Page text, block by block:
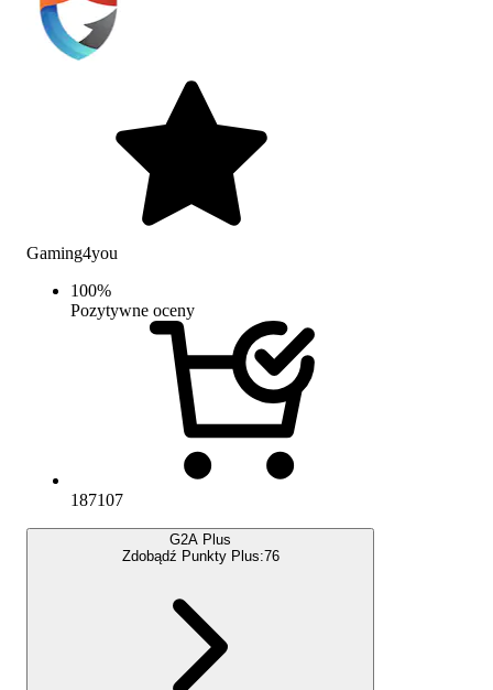
Gaming4you
100%
Pozytywne oceny
187107
G2A Plus
Zdobądź Punkty Plus:76